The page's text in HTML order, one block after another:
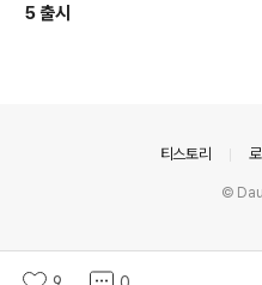
5 출시
티스토리
©